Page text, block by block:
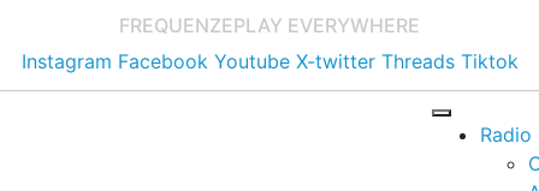
FREQUENZEPLAY EVERYWHERE
Instagram Facebook Youtube X-twitter Threads Tiktok
Radio